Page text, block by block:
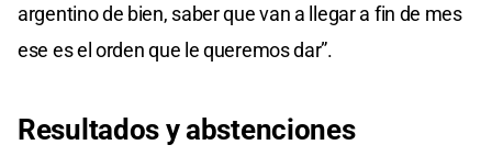
argentino de bien, saber que van a llegar a fin de mes
ese es el orden que le queremos dar”.
Resultados y abstenciones